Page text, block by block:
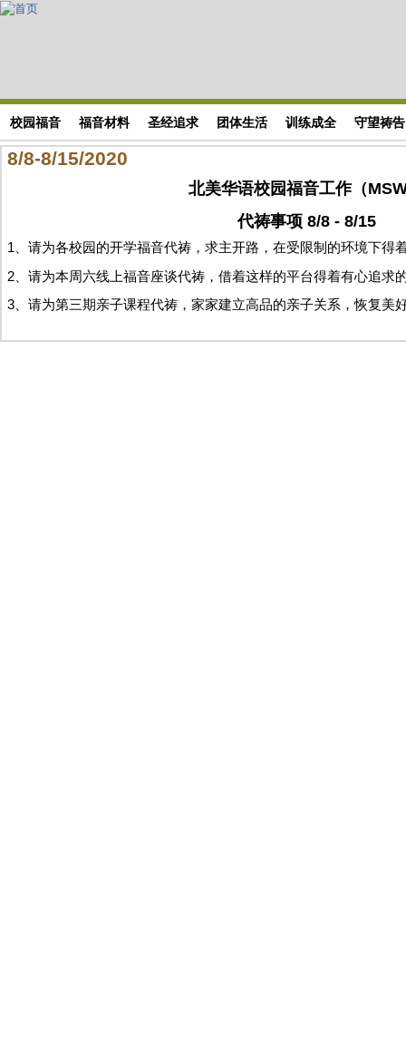
Skip to main content
校园福音 福音材料 圣经追求 团体生活 训练成全 守望祷告
8/8-8/15/2020
北美华语校园福音工作（
代祷事项 8/8 - 8/15
1、请为各校园的开学福音代祷，求主开路，在受限制的环境下得
2、请为本周六线上福音座谈代祷，借着这样的平台得着有心追求
3、请为第三期亲子课程代祷，家家建立高品的亲子关系，恢复美